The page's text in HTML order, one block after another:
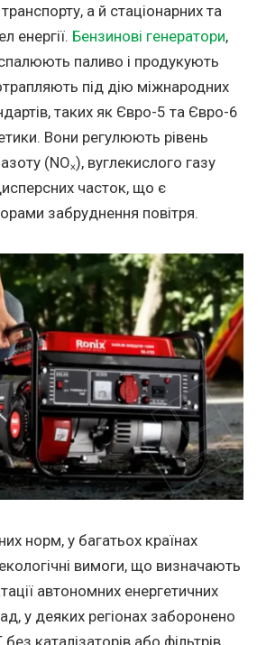
а й стаціонарних та
енергії. Бензинові генератори,
паливо і продукують
під дію міжнародних
таких як Євро-5 та Євро-6
Вони регулюють рівень
(NOₓ), вуглекислого газу
часток, що є
забруднення повітря.
норм, у багатьох країнах
вимоги, що визначають
автономних енергетичних
у деяких регіонах заборонено